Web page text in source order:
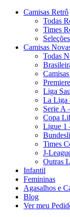
Camisas Retrô
Todas
Times
Camisas
Todas
Liga
La Liga
Serie A
Copa
Ligue 1
Times
J-
Outras
Infantil
Femininas
Agasalhos e
Blog
Ver meu